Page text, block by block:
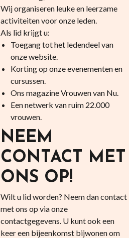
Wij organiseren leuke en leerzame
activiteiten voor onze leden.
Als lid krijgt u:
Toegang tot het ledendeel van
onze website.
Korting op onze evenementen en
cursussen.
Ons magazine Vrouwen van Nu.
Een netwerk van ruim 22.000
vrouwen.
NEEM
CONTACT MET
ONS OP!
Wilt u lid worden? Neem dan contact
met ons op via onze
contactgegevens. U kunt ook een
keer een bijeenkomst bijwonen om